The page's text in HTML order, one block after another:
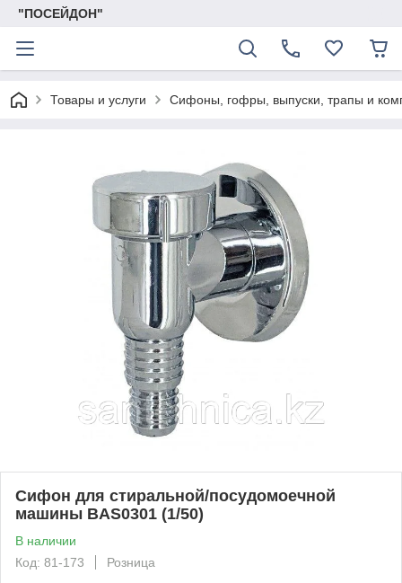
"ПОСЕЙДОН"
Товары и услуги Сифоны, гофры, выпуски, трапы и
Сифон для стиральной/посудомоечной
машины BAS0301 (1/50)
В наличии
Код: 81-173
Розница